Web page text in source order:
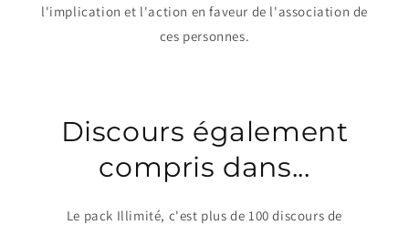
l'implication et l'action en faveur de l'association de
ces personnes.
Discours également
compris dans...
Le pack Illimité, c'est plus de 100 discours de